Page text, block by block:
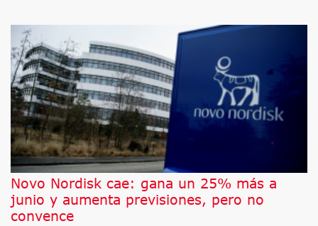
Novo Nordisk cae: gana un 25% más a
junio y aumenta previsiones, pero no
convence